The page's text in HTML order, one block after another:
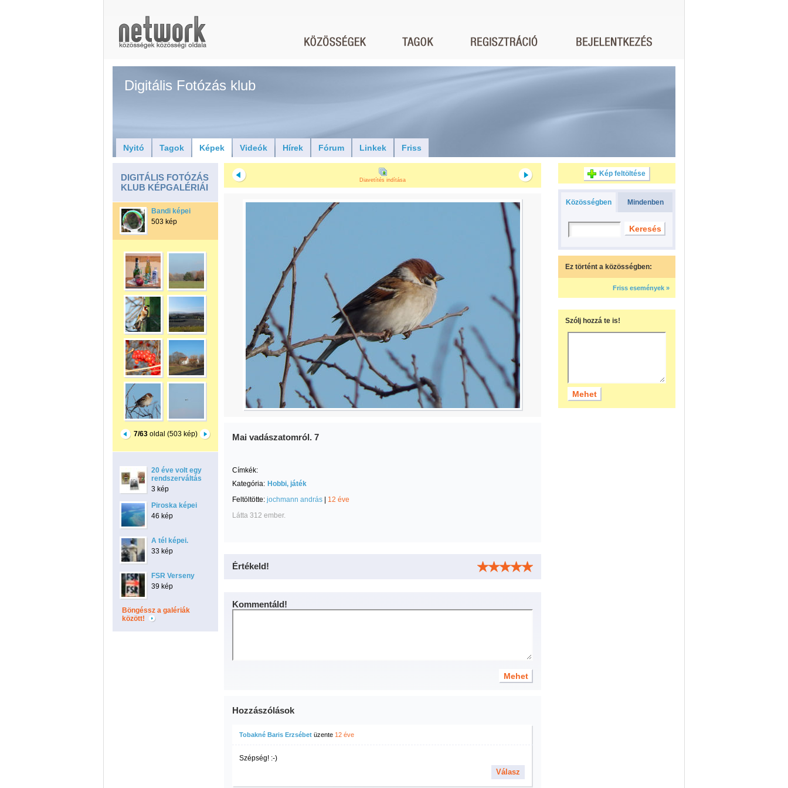
Digitális Fotózás klub
Nyitó Tagok Képek Videók Hírek Fórum Linkek Friss
DIGITÁLIS FOTÓZÁS
KLUB KÉPGALÉRIÁI
Bandi képei
503 kép
7/63oldal (503 kép)
20 éve volt egy
rendszerváltás
3 kép
Piroska képei
46 kép
A tél képei.
33 kép
FSR Verseny
39 kép
Böngéssz a galériák
között!
Diavetítés indítása
Mai vadászatomról. 7
Címkék:
Kategória: Hobbi, játék
Feltöltötte: jochmann andrás
12 éve
Látta 312 ember.
Értékeld!
Kommentáld!
Hozzászólások
Tobakné Baris Erzsébet üzente 12 éve
Szépség! :-)
Válasz
Kép feltöltése
Közösségben Mindenben
Ez történt a közösségben:
Friss események »
Szólj hozzá te is!